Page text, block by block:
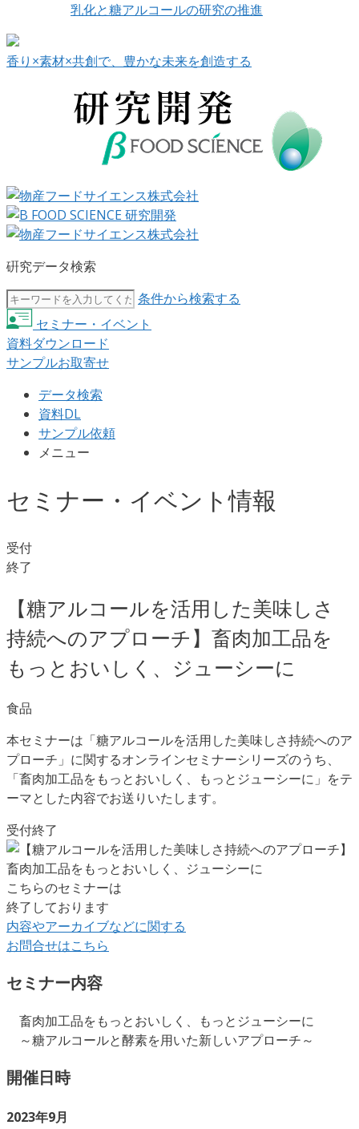
乳化と糖アルコールの研究の推進
香り×素材×共創で、豊かな未来を創造する
硏究データ検索
条件から検索する
セミナー・イベント
資料ダウンロード
サンプルお取寄せ
データ検索
資料DL
サンプル依頼
メニュー
セミナー・イベント情報
受付
終了
【糖アルコールを活用した美味しさ
持続へのアプローチ】畜肉加工品を
もっとおいしく、ジューシーに
食品
本セミナーは「糖アルコールを活用した美味しさ持続へのア
プローチ」に関するオンラインセミナーシリーズのうち、
「畜肉加工品をもっとおいしく、もっとジューシーに」をテ
ーマとした内容でお送りいたします。
受付終了
こちらのセミナーは
終了しております
内容やアーカイブなどに関する
お問合せはこちら
セミナー内容
畜肉加工品をもっとおいしく、もっとジューシーに
～糖アルコールと酵素を用いた新しいアプローチ～
開催日時
2023年9月